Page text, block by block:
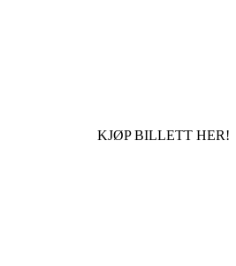
KJØP BILLETT HER!